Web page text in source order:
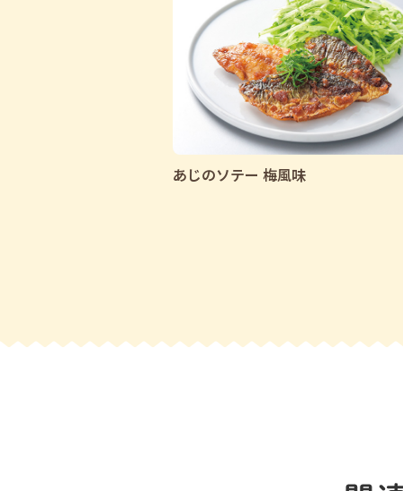
あじのソテー 梅風味